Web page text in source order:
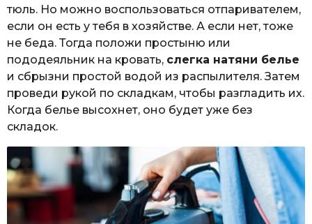
тюль. Но можно воспользоваться отпаривателем,
если он есть у тебя в хозяйстве. А если нет, тоже
не беда. Тогда положи простыню или
пододеяльник на кровать, слегка натяни белье
и сбрызни простой водой из распылителя. Затем
проведи рукой по складкам, чтобы разгладить их.
Когда белье высохнет, оно будет уже без
складок.